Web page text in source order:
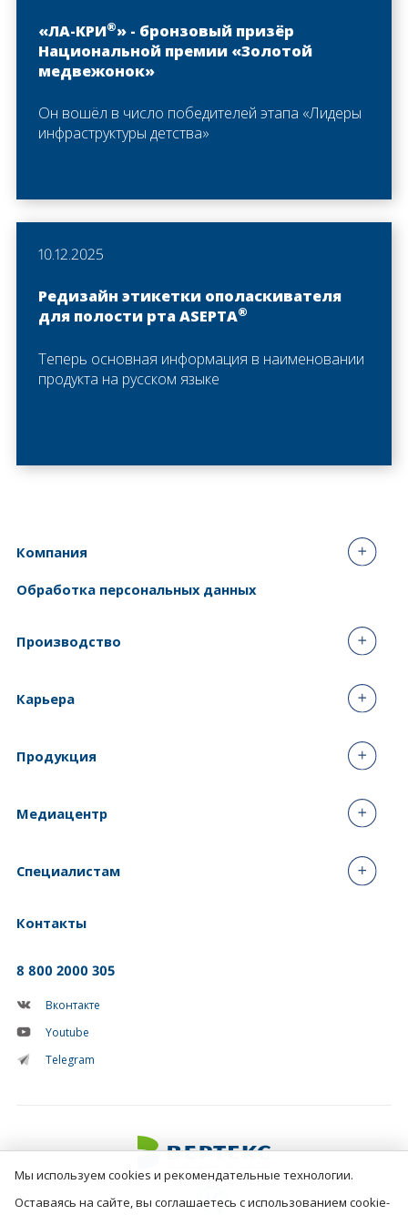
«ЛА-КРИ®» - бронзовый призёр
Национальной премии «Золотой
медвежонок»
Он вошёл в число победителей этапа «Лидеры
инфраструктуры детства»
10.12.2025
Редизайн этикетки ополаскивателя
для полости рта ASEPTA®
Теперь основная информация в наименовании
продукта на русском языке
Компания
Обработка персональных данных
Производство
Карьера
8 800 2000 305
Вконтакте
Youtube
Telegram
Продукция
Медиацентр
Специалистам
Контакты
Мы используем cookies и рекомендательные технологии.
Оставаясь на сайте, вы соглашаетесь с использованием cookie-